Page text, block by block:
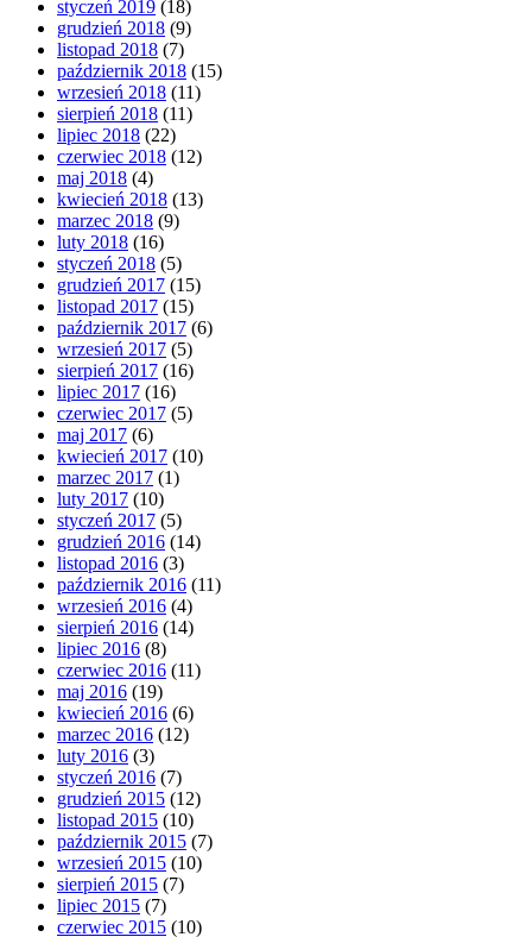
styczeń 2019 (18)
grudzień 2018 (9)
listopad 2018 (7)
październik 2018 (15)
wrzesień 2018 (11)
sierpień 2018 (11)
lipiec 2018 (22)
czerwiec 2018 (12)
maj 2018 (4)
kwiecień 2018 (13)
marzec 2018 (9)
luty 2018 (16)
styczeń 2018 (5)
grudzień 2017 (15)
listopad 2017 (15)
październik 2017 (6)
wrzesień 2017 (5)
sierpień 2017 (16)
lipiec 2017 (16)
czerwiec 2017 (5)
maj 2017 (6)
kwiecień 2017 (10)
marzec 2017 (1)
luty 2017 (10)
styczeń 2017 (5)
grudzień 2016 (14)
listopad 2016 (3)
październik 2016 (11)
wrzesień 2016 (4)
sierpień 2016 (14)
lipiec 2016 (8)
czerwiec 2016 (11)
maj 2016 (19)
kwiecień 2016 (6)
marzec 2016 (12)
luty 2016 (3)
styczeń 2016 (7)
grudzień 2015 (12)
listopad 2015 (10)
październik 2015 (7)
wrzesień 2015 (10)
sierpień 2015 (7)
lipiec 2015 (7)
czerwiec 2015 (10)